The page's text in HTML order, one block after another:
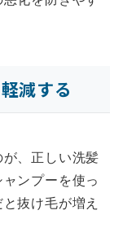
減する
、正しい洗髪
ンプーを使っ
抜け毛が増え